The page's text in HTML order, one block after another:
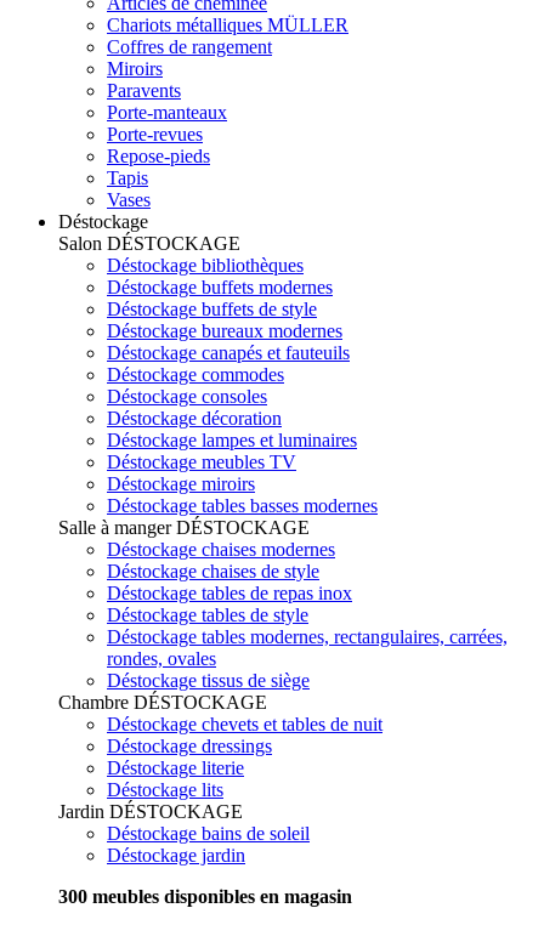
Chariots métalliques MÜLLER
Coffres de rangement
Miroirs
Paravents
Porte-manteaux
Porte-revues
Repose-pieds
Tapis
Vases
Déstockage
Salon DÉSTOCKAGE
Déstockage bibliothèques
Déstockage buffets modernes
Déstockage buffets de style
Déstockage bureaux modernes
Déstockage canapés et fauteuils
Déstockage commodes
Déstockage consoles
Déstockage décoration
Déstockage lampes et luminaires
Déstockage meubles TV
Déstockage miroirs
Déstockage tables basses modernes
Salle à mangerDÉSTOCKAGE
Déstockage chaises modernes
Déstockage chaises de style
Déstockage tables de repas inox
Déstockage tables de style
Déstockage tables modernes, rectangulaires, carrées,
rondes, ovales
Déstockage tissus de siège
Chambre DÉSTOCKAGE
Déstockage chevets et tables de nuit
Déstockage dressings
Déstockage literie
Déstockage lits
Jardin DÉSTOCKAGE
Déstockage bains de soleil
Déstockage jardin
300 meubles disponibles en magasin